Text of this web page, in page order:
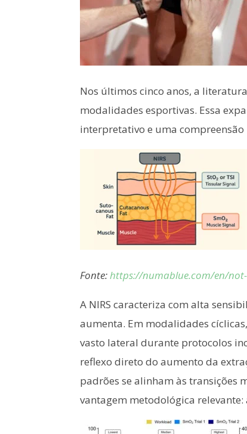
Nos últimos cinco anos, a
modalidades esportivas. Essa
interpretativo e uma
Fonte:https://numablue.com/en/not-
A NIRS caracteriza com alta
aumenta. Em modalidades
vasto lateral durante protocolos
reflexo direto do aumento da
padrões se alinham às transições
vantagem metodológica relevante: